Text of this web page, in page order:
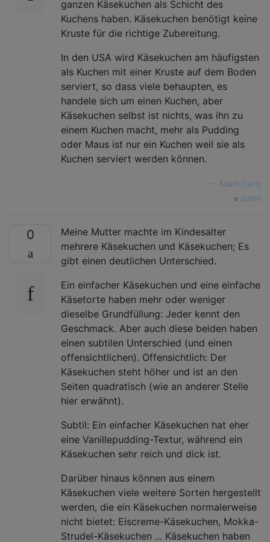
ganzen Käsekuchen als Schicht des
Kuchens haben. Käsekuchen benötigt keine
Kruste für die richtige Zubereitung.
In den USA wird Käsekuchen am häufigsten
als Kuchen mit einer Kruste auf dem Boden
serviert, so dass viele behaupten, es
handele sich um einen Kuchen, aber
Käsekuchen selbst ist nichts, was ihn zu
einem Kuchen macht, mehr als Pudding
oder Maus ist nur ein Kuchen weil sie als
Kuchen serviert werden können.
Adam Davis
quelle
0
Meine Mutter machte im Kindesalter
mehrere Käsekuchen und Käsekuchen; Es
gibt einen deutlichen Unterschied.
Ein einfacher Käsekuchen und eine einfache
Käsetorte haben mehr oder weniger
dieselbe Grundfüllung: Jeder kennt den
Geschmack. Aber auch diese beiden haben
einen subtilen Unterschied (und einen
offensichtlichen). Offensichtlich: Der
Käsekuchen steht höher und ist an den
Seiten quadratisch (wie an anderer Stelle
hier erwähnt).
Subtil: Ein einfacher Käsekuchen hat eher
eine Vanillepudding-Textur, während ein
Käsekuchen sehr reich und dick ist.
Darüber hinaus können aus einem
Käsekuchen viele weitere Sorten hergestellt
werden, die ein Käsekuchen normalerweise
nicht bietet: Eiscreme-Käsekuchen, Mokka-
Strudel-Käsekuchen ... Käsekuchen haben